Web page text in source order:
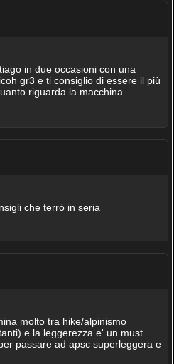
in due occasioni con una
gr3 e ti consiglio di essere il più
riguarda la macchina
che terrò in seria
molto tra hike/alpinismo
e la leggerezza e' un must...
passare ad apsc superleggera e